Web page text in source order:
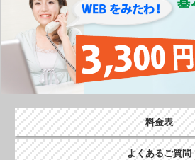
料金表
よくあるご質問